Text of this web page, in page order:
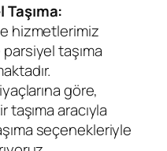
Taşıma:
hizmetlerimiz
taşıma
göre,
taşıma aracıyla
seçenekleriyle